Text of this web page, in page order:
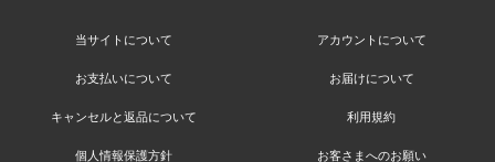
当サイトについて アカウントについて
お支払いについて お届けについて
キャンセルと返品について 利用規約
個人情報保護方針 お客さまへのお願い